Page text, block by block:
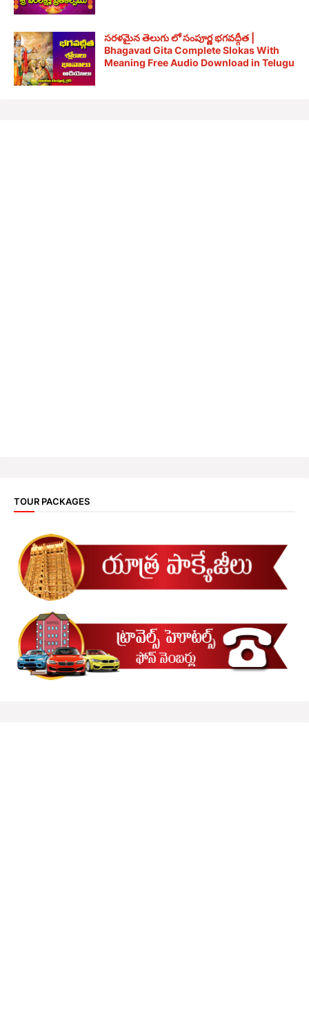
సరళమైన తెలుగు లో సంపూర్ణ భగవద్గీత |
Bhagavad Gita Complete Slokas With
Meaning Free Audio Download in Telugu
TOUR PACKAGES